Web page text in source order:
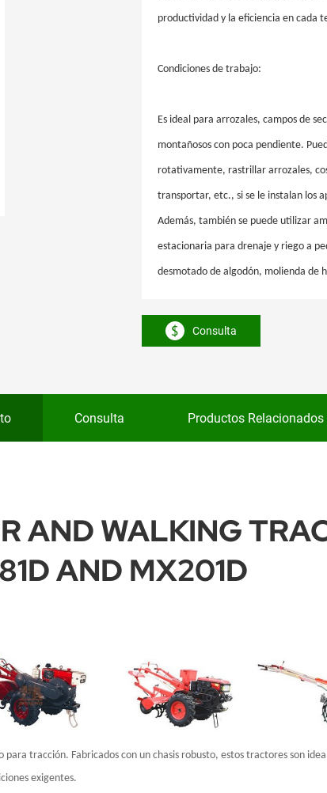
productividad y la eficiencia en cada
Condiciones de trabajo:
Es ideal para arrozales, campos de
montañosos con poca pendiente.
rotativamente, rastrillar arrozales,
transportar, etc., si se le instalan los
Además, también se puede utilizar
estacionaria para drenaje y riego a
desmotado de algodón, molienda de
Consulta
Consulta Productos Relacionados
AND WALKING
AND MX201D
tracción. Fabricados con un chasis robusto, estos tractores son
exigentes.